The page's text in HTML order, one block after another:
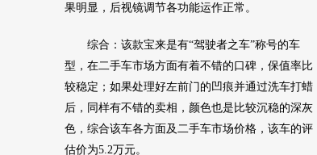
果明显，后视镜调节各功能运作正常。
综合：该款宝来是有“驾驶者之车”称号的车
型，在二手车市场方面有着不错的口碑，保值率比
较稳定；如果处理好左前门的凹痕并通过洗车打蜡
后，同样有不错的卖相，颜色也是比较沉稳的深灰
色，综合该车各方面及 二手车市场价格，该车的评
估价为5.2万元。